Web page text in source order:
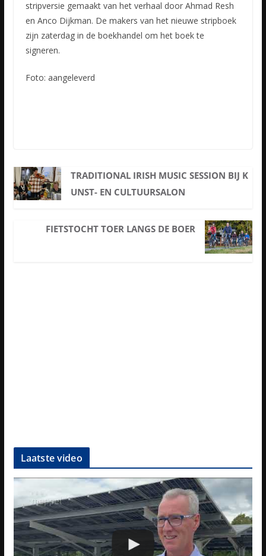
stripversie gemaakt van het verhaal door Ahmad Resh
en Anco Dijkman. De makers van het nieuwe stripboek
zijn zaterdag in de boekhandel om het boek te
signeren.
Foto: aangeleverd
TRADITIONAL IRISH MUSIC SESSION BIJ K
UNST- EN CULTUURSALON
FIETSTOCHT TOER LANGS DE BOER
Laatste video